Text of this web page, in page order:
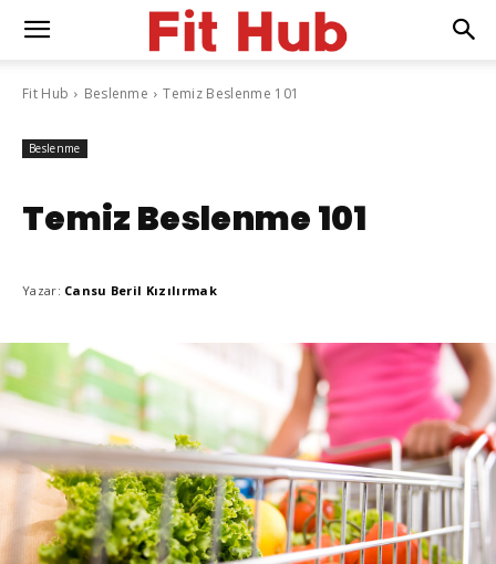
Fit Hub Beslenme Temiz Beslenme 101
Beslenme
Temiz Beslenme 101
Yazar: Cansu Beril Kızılırmak